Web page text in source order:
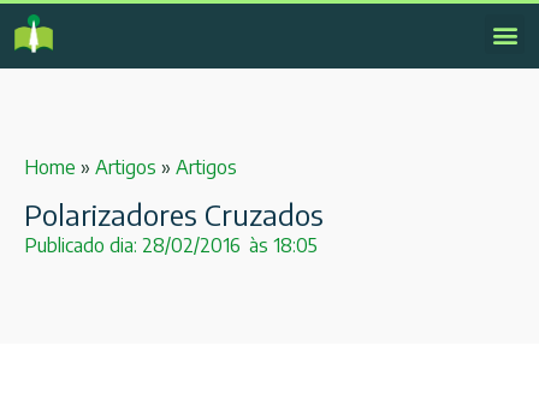
Home » Artigos » Artigos
Polarizadores Cruzados
Publicado dia: 28/02/2016 às 18:05